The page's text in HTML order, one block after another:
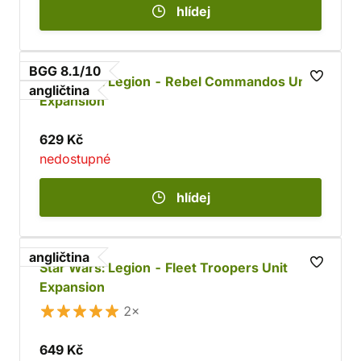
hlídej
BGG 8.1/10
angličtina
Star Wars: Legion - Rebel Commandos Unit
Expansion
629 Kč
nedostupné
hlídej
angličtina
Star Wars: Legion - Fleet Troopers Unit
Expansion
2×
649 Kč